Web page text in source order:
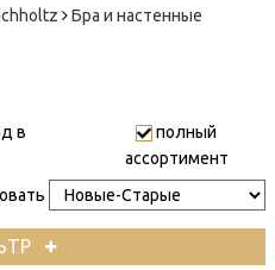
Бра и настенные
в
полный
ассортимент